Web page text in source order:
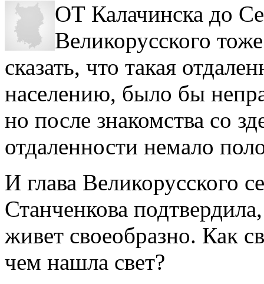
ОТ Калачинска до
Великорусского
сказать, что такая
населению, было бы
но после знакомства со
отдаленности немало
И глава Великорусского
Станченкова
живет своеобразно. Как
чем нашла свет?